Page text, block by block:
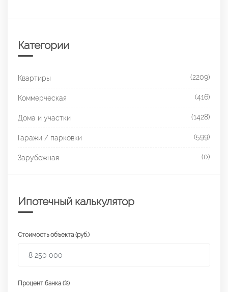
Категории
Квартиры (2209)
Коммерческая (416)
Дома и участки (1428)
Гаражи / парковки (599)
Зарубежная (0)
Ипотечный калькулятор
Стоимость объекта (руб.)
Процент банка (%)